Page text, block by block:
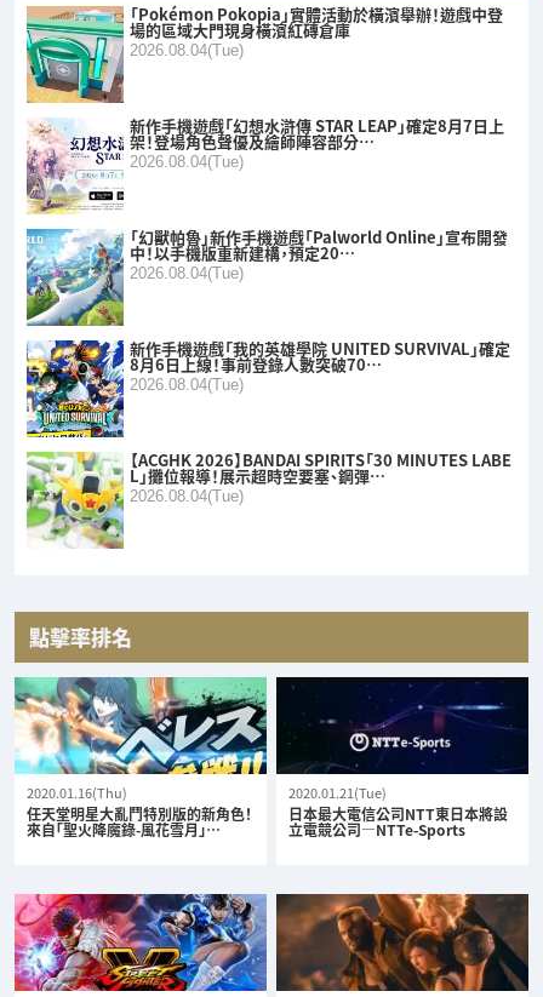
「Pokémon Pokopia」實體活動於橫濱舉辦！遊戲中登
場的區域大門現身橫濱紅磚倉庫
2026.08.04(Tue)
新作手機遊戲「幻想水滸傳 STAR LEAP」確定8月7日上
架！登場角色聲優及繪師陣容部分…
2026.08.04(Tue)
「幻獸帕魯」新作手機遊戲「Palworld Online」宣布開發
中！以手機版重新建構，預定20…
2026.08.04(Tue)
新作手機遊戲「我的英雄學院 UNITED SURVIVAL」確定
8月6日上線！事前登錄人數突破70…
2026.08.04(Tue)
【ACGHK 2026】BANDAI SPIRITS「30 MINUTES LABE
L」攤位報導！展示超時空要塞、鋼彈…
2026.08.04(Tue)
點擊率排名
2020.01.16(Thu)
任天堂明星大亂鬥特別版的新角色！
來自「聖火降魔錄-風花雪月」…
2020.01.21(Tue)
日本最大電信公司NTT東日本將設
立電競公司—NTTe-Sports